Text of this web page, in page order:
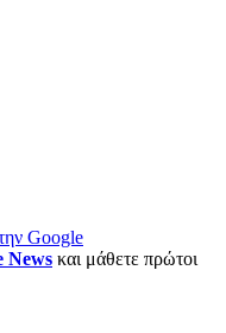
Google
News και μάθετε πρώτοι